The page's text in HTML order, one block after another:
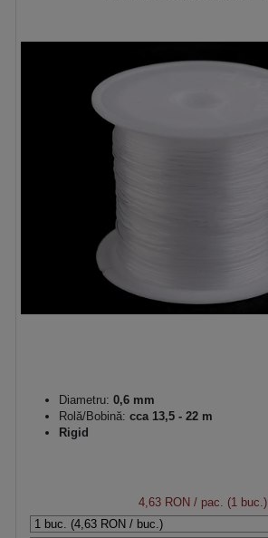
Diametru: 0,6 mm
Rolă/Bobină: cca 13,5 - 22 m
Rigid
4,63 RON / pac. (1 buc.)